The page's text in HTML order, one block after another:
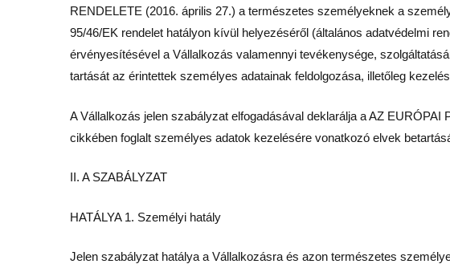
RENDELETE (2016. április 27.) a természetes személyeknek a
95/46/EK rendelet hatályon kívül helyezéséről (általános adatvédelmi
érvényesítésével a Vállalkozás valamennyi tevékenysége,
tartását az érintettek személyes adatainak feldolgozása, illetőleg
A Vállalkozás jelen szabályzat elfogadásával deklarálja a AZ EURÓPAI
cikkében foglalt személyes adatok kezelésére vonatkozó elvek
II. A SZABÁLYZAT
HATÁLYA 1. Személyi hatály
Jelen szabályzat hatálya a Vállalkozásra és azon természetes